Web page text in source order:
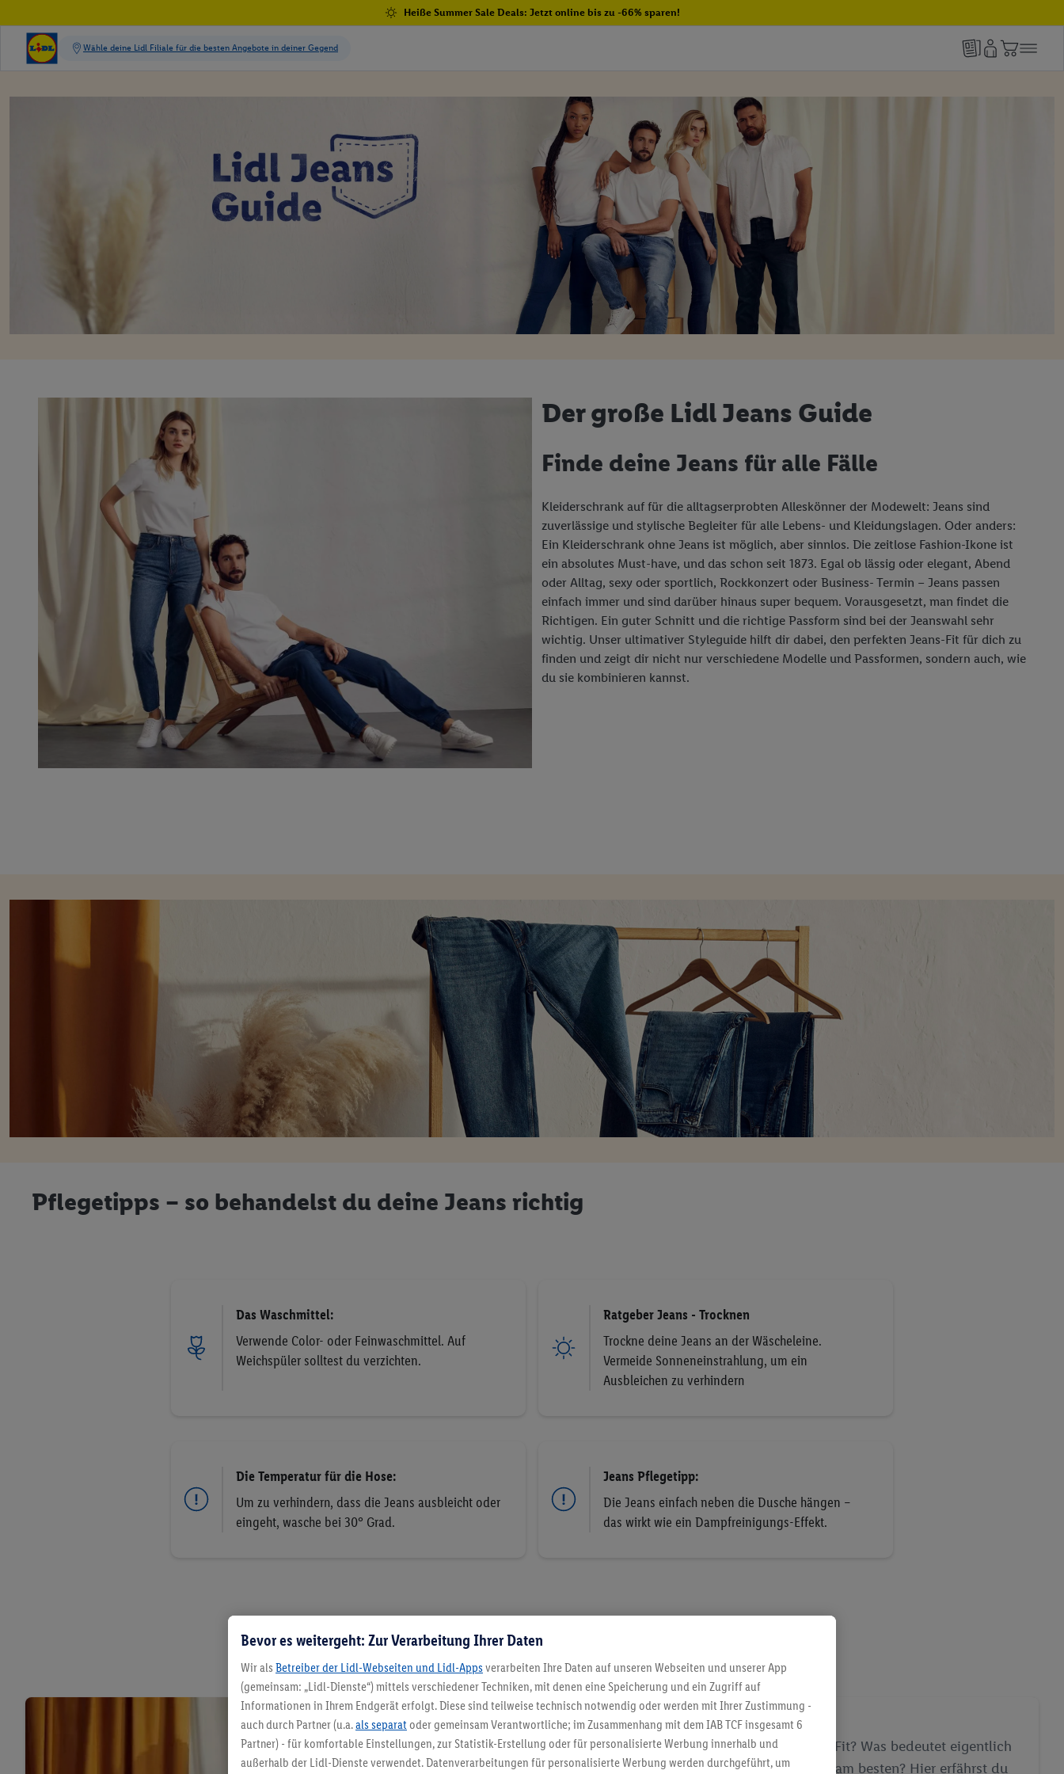
Heiße Summer Sale Deals: Jetzt online bis zu -66% sparen!
Der große Lidl Jeans Guide
Finde deine Jeans für alle Fälle
Kleiderschrank auf für die alltagserprobten Alleskönner der Modewelt: Jeans sind
zuverlässige und stylische Begleiter für alle Lebens- und Kleidungslagen. Oder anders:
Ein Kleiderschrank ohne Jeans ist möglich, aber sinnlos. Die zeitlose Fashion-Ikone ist
ein absolutes Must-have, und das schon seit 1873. Egal ob lässig oder elegant, Abend
oder Alltag, sexy oder sportlich, Rockkonzert oder Business- Termin – Jeans passen
einfach immer und sind darüber hinaus super bequem. Vorausgesetzt, man findet die
Richtigen. Ein guter Schnitt und die richtige Passform sind bei der Jeanswahl sehr
wichtig. Unser ultimativer Styleguide hilft dir dabei, den perfekten Jeans-Fit für dich zu
finden und zeigt dir nicht nur verschiedene Modelle und Passformen, sondern auch, wie
du sie kombinieren kannst.
Pflegetipps – so behandelst du deine Jeans richtig
Das Waschmittel:
Verwende Color- oder Feinwaschmittel. Auf
Weichspüler solltest du verzichten.
Ratgeber Jeans - Trocknen
Trockne deine Jeans an der Wäscheleine.
Vermeide Sonneneinstrahlung, um ein
Ausbleichen zu verhindern
Die Temperatur für die Hose:
Um zu verhindern, dass die Jeans ausbleicht oder
eingeht, wasche bei 30° Grad.
Jeans Pflegetipp:
Die Jeans einfach neben die Dusche hängen –
das wirkt wie ein Dampfreinigungs-Effekt.
Jeans Passform Guide für Damen
Was ist der Unterschied zwischen Skinny und Slim Fit? Was bedeutet eigentlich
Mom Fit? Und wie kombiniert man Wide Leg Jeans am besten? Hier erfährst du
Bevor es weitergeht: Zur Verarbeitung Ihrer Daten
Wir als Betreiber der Lidl-Webseiten und Lidl-Apps verarbeiten Ihre Daten auf unseren Webseiten und unserer App
(gemeinsam: „Lidl-Dienste“) mittels verschiedener Techniken, mit denen eine Speicherung und ein Zugriff auf
Informationen in Ihrem Endgerät erfolgt. Diese sind teilweise technisch notwendig oder werden mit Ihrer Zustimmung -
auch durch Partner (u.a.als separat oder gemeinsam Verantwortliche; im Zusammenhang mit dem IAB TCF insgesamt 6
Partner) - für komfortable Einstellungen, zur Statistik-Erstellung oder für personalisierte Werbung innerhalb und
außerhalb der Lidl-Dienste verwendet. Datenverarbeitungen für personalisierte Werbung werden durchgeführt, um